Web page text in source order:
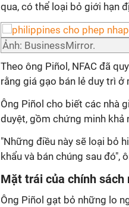
qua, có thể loại bỏ giới hạn
Ảnh: BusinessMirror.
Theo ông Piñol, NFAC đã
rằng giá gạo bán lẻ duy trì
Ông Piñol cho biết các nhà
duyệt, gồm chứng minh khả
"Những điều này sẽ loại bỏ
khẩu và bán chúng sau đó",
Mặt trái của chính sách
Ông Piñol gạt bỏ những lo